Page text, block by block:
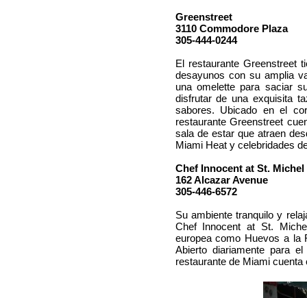
Greenstreet
3110 Commodore Plaza
305-444-0244
El restaurante Greenstreet
desayunos con su amplia
una omelette para saciar
disfrutar de una exquisita
sabores. Ubicado en el
restaurante Greenstreet
sala de estar que atraen
Miami Heat y celebridades
Chef Innocent at St. Michel
162 Alcazar Avenue
305-446-6572
Su ambiente tranquilo y
Chef Innocent at St.
europea como Huevos a la
Abierto diariamente para
restaurante de Miami cuenta